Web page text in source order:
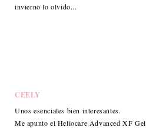
invierno lo olvido...
CEELY
Unos esenciales bien interesantes.
Me apunto el Heliocare Advanced XF Gel